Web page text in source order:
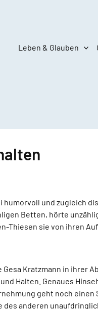
Leben & Glauben
humorvoll und zugleich
Betten, hörte
Thiesen sie von ihren
Kratzmann in ihrer
Halten. Genaues
geht noch
anderen